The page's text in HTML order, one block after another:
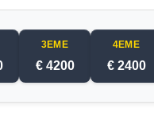
3EME
€ 4200
4EME
€ 2400